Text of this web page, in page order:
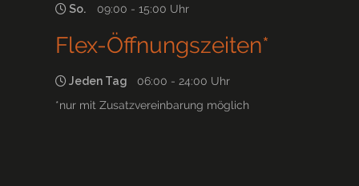
So.
09:00 - 15:00 Uhr
Flex-Öffnungszeiten*
Jeden Tag 06:00 - 24:00 Uhr
*nur mit Zusatzvereinbarung möglich